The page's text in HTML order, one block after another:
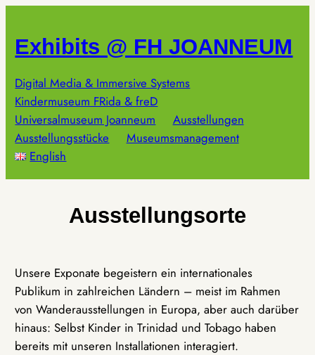
springen
Exhibits @ FH JOANNEUM
Digital Media & Immersive Systems
Kindermuseum FRida & freD
Universalmuseum Joanneum
Ausstellungen
Ausstellungsstücke
Museumsmanagement
English
Ausstellungsorte
Unsere Exponate begeistern ein internationales
Publikum in zahlreichen Ländern – meist im Rahmen
von Wanderausstellungen in Europa, aber auch darüber
hinaus: Selbst Kinder in Trinidad und Tobago haben
bereits mit unseren Installationen interagiert.